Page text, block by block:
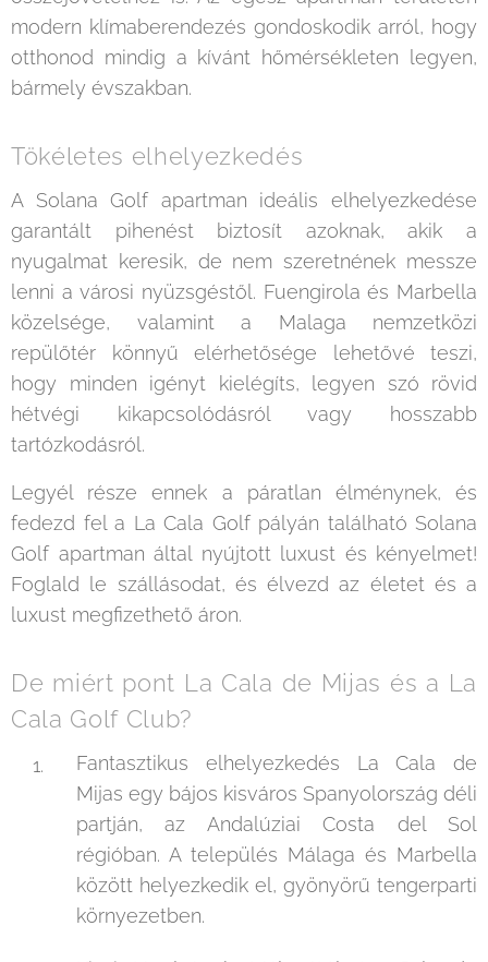
modern klímaberendezés gondoskodik arról, hogy
otthonod mindig a kívánt hőmérsékleten legyen,
bármely évszakban.
Tökéletes elhelyezkedés
A Solana Golf apartman ideális elhelyezkedése
garantált pihenést biztosít azoknak, akik a
nyugalmat keresik, de nem szeretnének messze
lenni a városi nyüzsgéstől. Fuengirola és Marbella
közelsége, valamint a Malaga nemzetközi
repülőtér könnyű elérhetősége lehetővé teszi,
hogy minden igényt kielégíts, legyen szó rövid
hétvégi kikapcsolódásról vagy hosszabb
tartózkodásról.
Legyél része ennek a páratlan élménynek, és
fedezd fel a La Cala Golf pályán található Solana
Golf apartman által nyújtott luxust és kényelmet!
Foglald le szállásodat, és élvezd az életet és a
luxust megfizethető áron.
De miért pont La Cala de Mijas és a La
Cala Golf Club?
Fantasztikus elhelyezkedés La Cala de
Mijas egy bájos kisváros Spanyolország déli
partján, az Andalúziai Costa del Sol
régióban. A település Málaga és Marbella
között helyezkedik el, gyönyörű tengerparti
környezetben.